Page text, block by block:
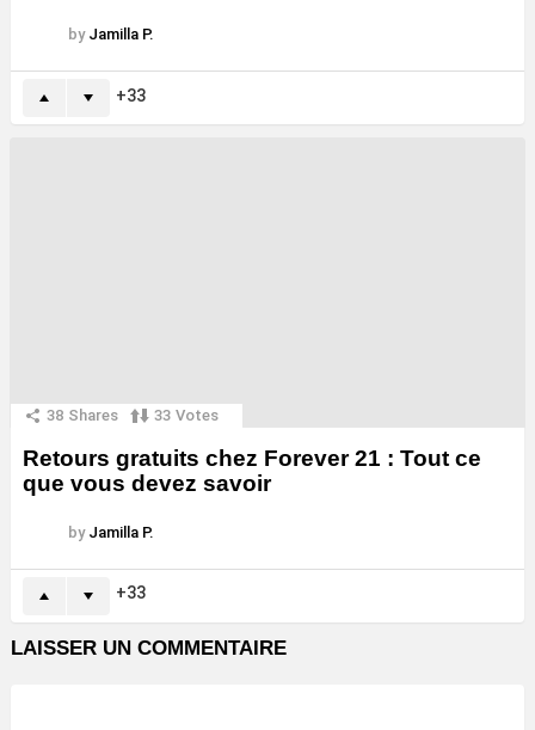
by Jamilla P.
33
38 Shares 33 Votes
Retours gratuits chez Forever 21 : Tout ce
que vous devez savoir
by Jamilla P.
33
LAISSER UN COMMENTAIRE